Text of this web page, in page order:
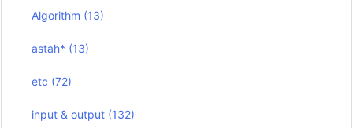
Algorithm (13)
astah* (13)
etc (72)
input & output (132)